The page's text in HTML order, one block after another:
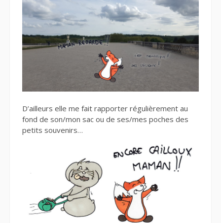
D’ailleurs elle me fait rapporter régulièrement au
fond de son/mon sac ou de ses/mes poches des
petits souvenirs…